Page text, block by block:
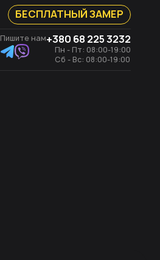
БЕСПЛАТНЫЙ ЗАМЕР
Пишите нам+380 68 225 3232
Пн - Пт: 08:00-19:00
Сб - Вс: 08:00-19:00